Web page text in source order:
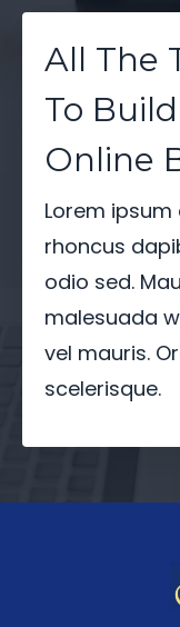
All The
To
Online
Lorem
rhoncus
odio sed.
malesuada
vel mauris.
scelerisque.